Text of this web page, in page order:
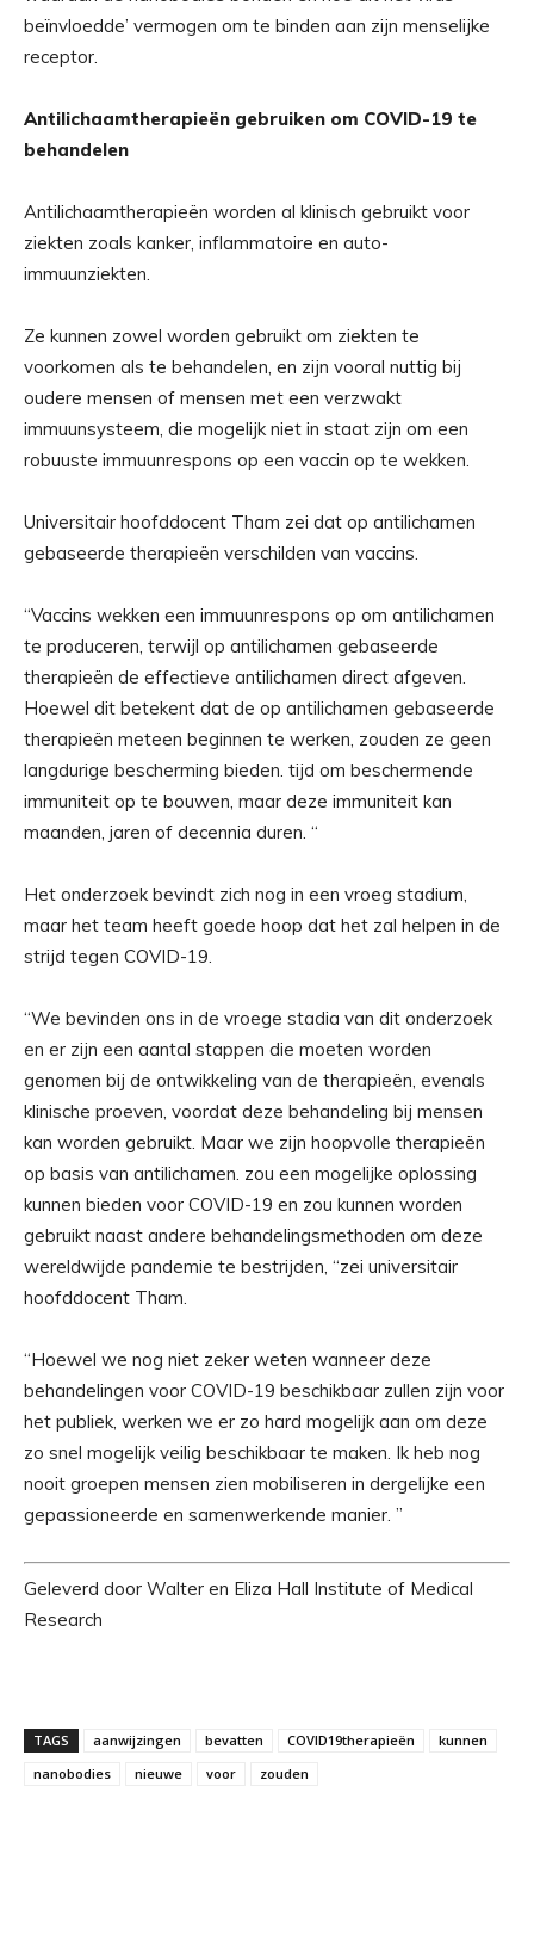
beïnvloedde’ vermogen om te binden aan zijn menselijke
receptor.
Antilichaamtherapieën gebruiken om COVID-19 te
behandelen
Antilichaamtherapieën worden al klinisch gebruikt voor
ziekten zoals kanker, inflammatoire en auto-
immuunziekten.
Ze kunnen zowel worden gebruikt om ziekten te
voorkomen als te behandelen, en zijn vooral nuttig bij
oudere mensen of mensen met een verzwakt
immuunsysteem, die mogelijk niet in staat zijn om een ​​
robuuste immuunrespons op een vaccin op te wekken.
Universitair hoofddocent Tham zei dat op antilichamen
gebaseerde therapieën verschilden van vaccins.
“Vaccins wekken een immuunrespons op om antilichamen
te produceren, terwijl op antilichamen gebaseerde
therapieën de effectieve antilichamen direct afgeven.
Hoewel dit betekent dat de op antilichamen gebaseerde
therapieën meteen beginnen te werken, zouden ze geen
langdurige bescherming bieden. tijd om beschermende
immuniteit op te bouwen, maar deze immuniteit kan
maanden, jaren of decennia duren. “
Het onderzoek bevindt zich nog in een vroeg stadium,
maar het team heeft goede hoop dat het zal helpen in de
strijd tegen COVID-19.
“We bevinden ons in de vroege stadia van dit onderzoek
en er zijn een aantal stappen die moeten worden
genomen bij de ontwikkeling van de therapieën, evenals
klinische proeven, voordat deze behandeling bij mensen
kan worden gebruikt. Maar we zijn hoopvolle therapieën
op basis van antilichamen. zou een mogelijke oplossing
kunnen bieden voor COVID-19 en zou kunnen worden
gebruikt naast andere behandelingsmethoden om deze
wereldwijde pandemie te bestrijden, “zei universitair
hoofddocent Tham.
“Hoewel we nog niet zeker weten wanneer deze
behandelingen voor COVID-19 beschikbaar zullen zijn voor
het publiek, werken we er zo hard mogelijk aan om deze
zo snel mogelijk veilig beschikbaar te maken. Ik heb nog
nooit groepen mensen zien mobiliseren in dergelijke een
gepassioneerde en samenwerkende manier. ”
Geleverd door Walter en Eliza Hall Institute of Medical
Research
TAGS aanwijzingen bevatten COVID19therapieën
kunnen
nanobodies
nieuwe voor zouden